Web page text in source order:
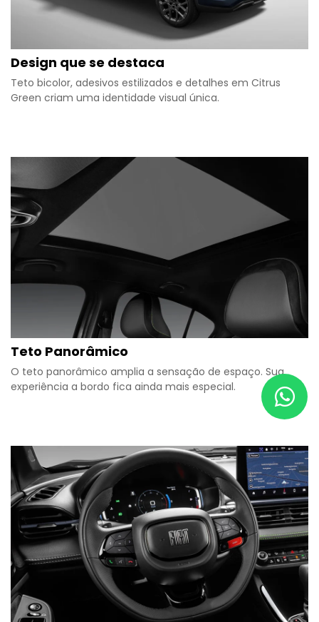
Design que se destaca
Teto bicolor, adesivos estilizados e detalhes em Citrus
Green criam uma identidade visual única.
Teto Panorâmico
O teto panorâmico amplia a sensação de espaço. Sua
experiência a bordo fica ainda mais especial.